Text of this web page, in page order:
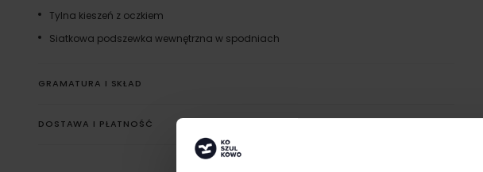
Tylna kieszeń z oczkiem
Siatkowa podszewka wewnętrzna w spodniach
GRAMATURA I SKŁAD
DOSTAWA I PŁATNOŚĆ